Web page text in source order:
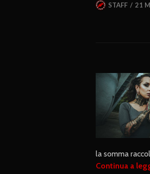
STAFF 21
la somma
Continua a